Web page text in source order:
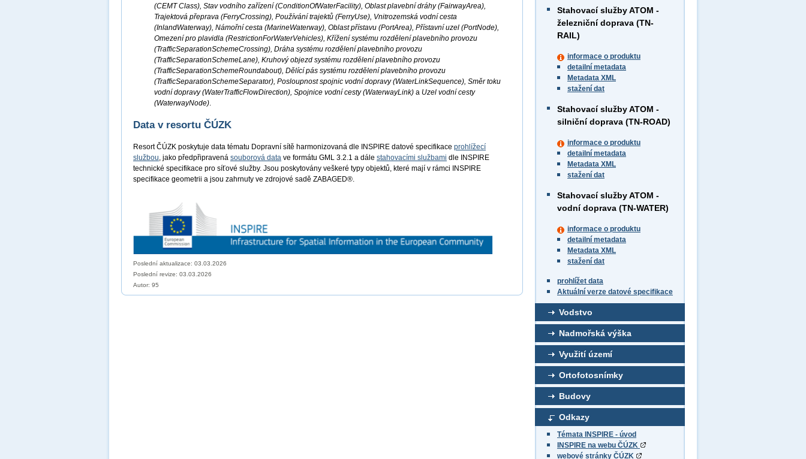
Stahovací služby ATOM -
železniční doprava (TN-
RAIL)
informace o produktu
detailní metadata
Metadata XML
stažení dat
Stahovací služby ATOM -
silniční doprava (TN-ROAD)
informace o produktu
detailní metadata
Metadata XML
stažení dat
Stahovací služby ATOM -
vodní doprava (TN-WATER)
informace o produktu
detailní metadata
Metadata XML
stažení dat
prohlížet data
Aktuální verze datové specifikace
Vodstvo
Nadmořská výška
Využití území
Ortofotosnímky
Budovy
Odkazy
Témata INSPIRE - úvod
INSPIRE na webu ČÚZK
webové stránky ČÚZK
(CEMT Class), Stav vodního zařízení (ConditionOfWaterFacility), Oblast plavební dráhy (FairwayArea),
Trajektová přeprava (FerryCrossing), Používání trajektů (FerryUse), Vnitrozemská vodní cesta
(InlandWaterway), Námořní cesta (MarineWaterway), Oblast přístavu (PortArea), Přístavní uzel (PortNode),
Omezení pro plavidla (RestrictionForWaterVehicles), Křížení systému rozdělení plavebního provozu
(TrafficSeparationSchemeCrossing), Dráha systému rozdělení plavebního provozu
(TrafficSeparationSchemeLane), Kruhový objezd systému rozdělení plavebního provozu
(TrafficSeparationSchemeRoundabout), Dělící pás systému rozdělení plavebního provozu
(TrafficSeparationSchemeSeparator), Posloupnost spojnic vodní dopravy (WaterLinkSequence), Směr toku
vodní dopravy (WaterTrafficFlowDirection), Spojnice vodní cesty (WaterwayLink) a Uzel vodní cesty
(WaterwayNode).
Data v resortu ČÚZK
Resort ČÚZK poskytuje data tématu Dopravní sítě harmonizovaná dle INSPIRE datové specifikace prohlížecí
službou, jako předpřipravená souborová data ve formátu GML 3.2.1 a dále stahovacími službami dle INSPIRE
technické specifikace pro síťové služby. Jsou poskytovány veškeré typy objektů, které mají v rámci INSPIRE
specifikace geometrii a jsou zahrnuty ve zdrojové sadě ZABAGED®.
Poslední aktualizace: 03.03.2026
Poslední revize: 03.03.2026
Autor: 95